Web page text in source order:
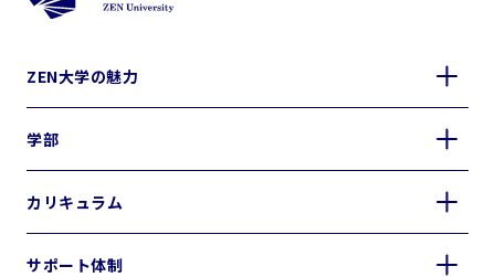
ZEN大学の魅力
学部
カリキュラム
サポート体制